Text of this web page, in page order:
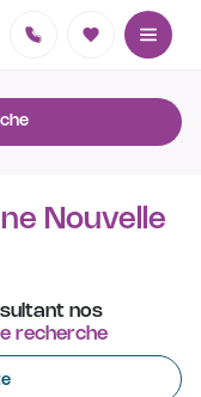
Nouvelle
nos
recherche